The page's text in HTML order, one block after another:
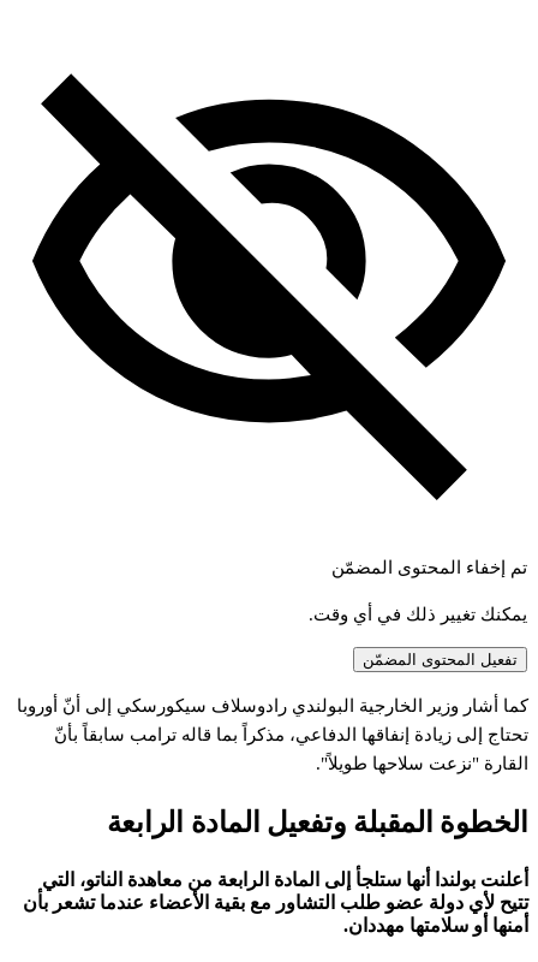
تم إخفاء المحتوى المضمّن
يمكنك تغيير ذلك في أي وقت.
تفعيل المحتوى المضمّن
كما أشار وزير الخارجية البولندي رادوسلاف سيكورسكي إلى أنّ أوروبا
تحتاج إلى زيادة إنفاقها الدفاعي، مذكراً بما قاله ترامب سابقاً بأنّ
القارة "نزعت سلاحها طويلاً".
الخطوة المقبلة وتفعيل المادة الرابعة
أعلنت بولندا أنها ستلجأ إلى المادة الرابعة من معاهدة الناتو، التي
تتيح لأي دولة عضو طلب التشاور مع بقية الأعضاء عندما تشعر بأن
أمنها أو سلامتها مهددان.